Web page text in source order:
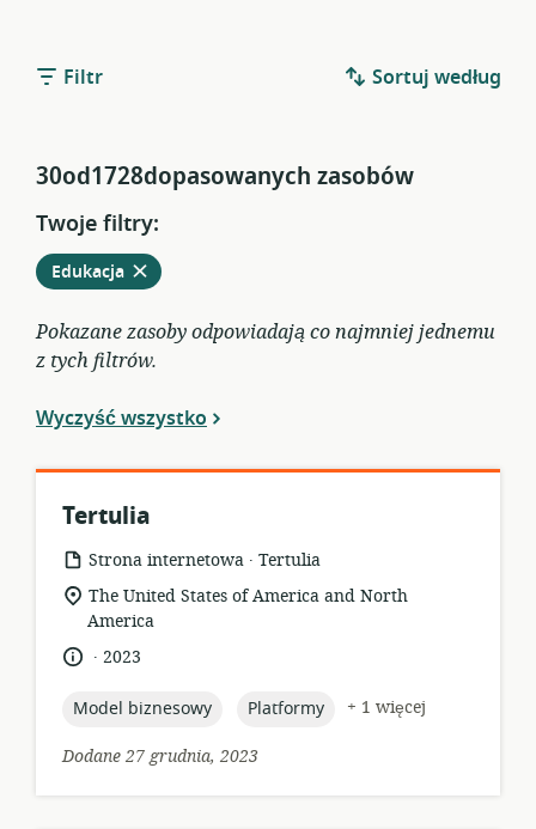
Filtr Sortuj według
30od1728dopasowanych zasobów
Twoje filtry:
Usuń
Edukacjaz
obecnych
filtrów
Pokazane zasoby odpowiadają co najmniej jednemu
z tych filtrów.
Wyczyść wszystko
Tertulia
format
zasobów:
Strona internetowa .
wydawca:
Tertulia
istotna
lokalizacja:
The United States of America and North
America
język:
.
data2023
topic:
Model biznesowy topic:
Platformy
+ 1 więcej
Dodane 27 grudnia, 2023